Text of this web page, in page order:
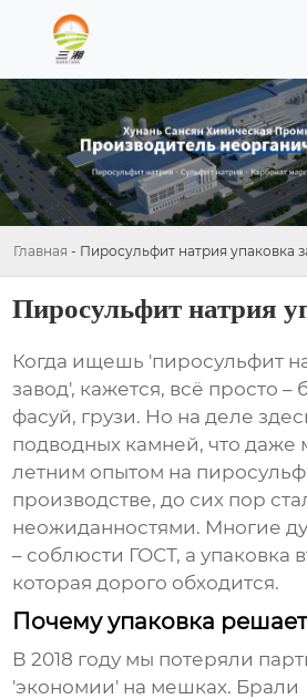
Главная - Пиросульфит натрия упаковка
Пиросульфит натрия
Когда ищешь 'пиросульфит
завод', кажется, всё просто
фасуй, грузи. Но на деле
подводных камней, что даже
летним опытом на
производстве, до сих пор
неожиданностями. Многие
– соблюсти ГОСТ, а упаковка
которая дорого обходится.
Почему упаковка
В 2018 году мы потеряли
'экономии' на мешках. Брали